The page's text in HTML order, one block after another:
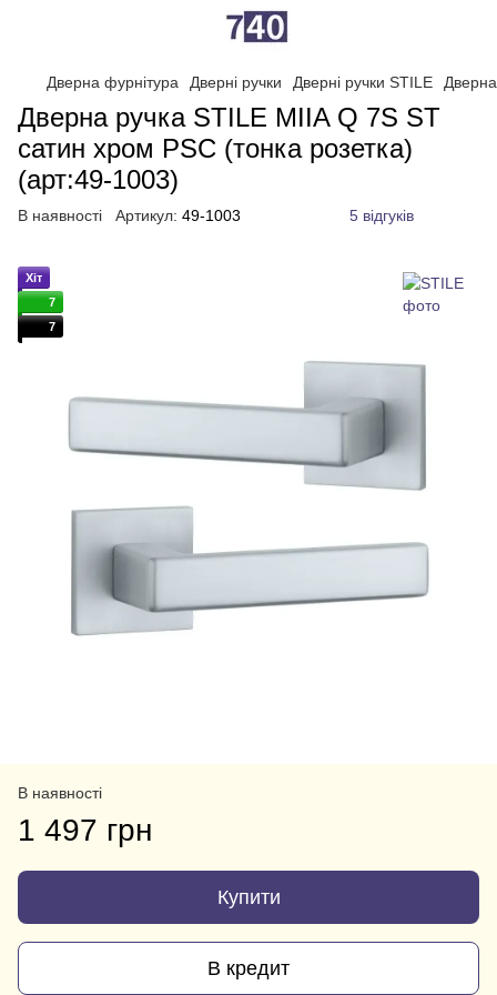
Дверна фурнітура Дверні ручки Дверні ручки STILE
Дверна ручка STILE MIIA Q 7S ST
сатин хром PSC (тонка розетка)
(арт:49-1003)
В наявності Артикул: 49-1003 5 відгуків
Хіт
7
7
В наявності
1 497 грн
Купити
В кредит